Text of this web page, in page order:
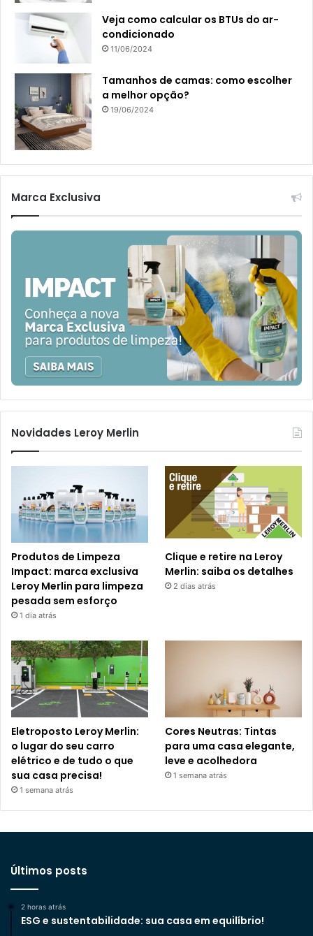
Veja como calcular os BTUs do ar-
condicionado
11/06/2024
Tamanhos de camas: como escolher
a melhor opção?
19/06/2024
Marca Exclusiva
Novidades Leroy Merlin
Produtos de Limpeza
Impact: marca exclusiva
Leroy Merlin para limpeza
pesada sem esforço
1 dia atrás
Clique e retire na Leroy
Merlin: saiba os detalhes
2 dias atrás
Eletroposto Leroy Merlin:
o lugar do seu carro
elétrico e de tudo o que
sua casa precisa!
1 semana atrás
Cores Neutras: Tintas
para uma casa elegante,
leve e acolhedora
1 semana atrás
Últimos posts
2 horas atrás
ESG e sustentabilidade: sua casa em equilíbrio!